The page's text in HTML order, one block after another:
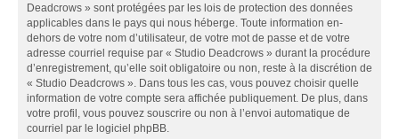
Deadcrows » sont protégées par les lois de protection des données
applicables dans le pays qui nous héberge. Toute information en-
dehors de votre nom d’utilisateur, de votre mot de passe et de votre
adresse courriel requise par « Studio Deadcrows » durant la procédure
d’enregistrement, qu’elle soit obligatoire ou non, reste à la discrétion de
« Studio Deadcrows ». Dans tous les cas, vous pouvez choisir quelle
information de votre compte sera affichée publiquement. De plus, dans
votre profil, vous pouvez souscrire ou non à l’envoi automatique de
courriel par le logiciel phpBB.